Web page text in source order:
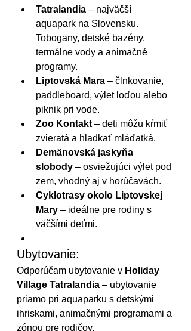
Tatralandia – najväčší
aquapark na Slovensku.
Tobogany, detské bazény,
termálne vody a animačné
programy.
Liptovská Mara – člnkovanie,
paddleboard, výlet loďou alebo
piknik pri vode.
Zoo Kontakt – deti môžu kŕmiť
zvieratá a hladkať mláďatká.
Demänovská jaskyňa
slobody – osviežujúci výlet pod
zem, vhodný aj v horúčavách.
Cyklotrasy okolo Liptovskej
Mary – ideálne pre rodiny s
väčšími deťmi.
Ubytovanie:
Odporúčam ubytovanie v Holiday
Village Tatralandia – ubytovanie
priamo pri aquaparku s detskými
ihriskami, animačnými programami a
zónou pre rodičov.